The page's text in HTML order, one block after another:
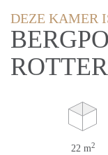
DEZE KAMER
22 m2